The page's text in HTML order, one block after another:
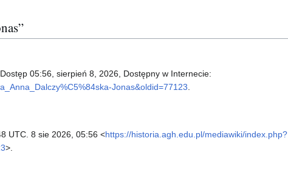
05:56, sierpień 8, 2026, Dostępny w Internecie:
Jonas&oldid=77123.
UTC. 8 sie 2026, 05:56 <https://historia.agh.edu.pl/mediawiki/index.php?
>.